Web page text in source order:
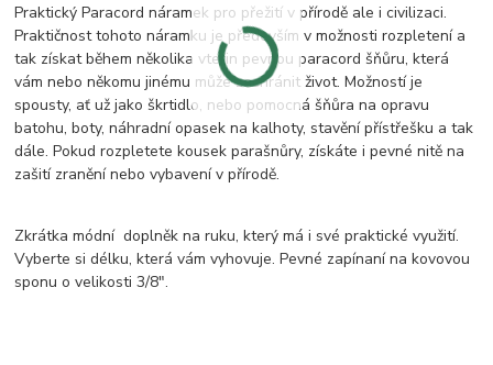
Praktický Paracord náramek pro přežití v přírodě ale i civilizaci.
Praktičnost tohoto náramku je především v možnosti rozpletení a
tak získat během několika vteřin pevnou paracord šňůru, která
vám nebo někomu jinému může zachránit život. Možností je
spousty, ať už jako škrtidlo, nebo pomocná šňůra na opravu
batohu, boty, náhradní opasek na kalhoty, stavění přístřešku a tak
dále. Pokud rozpletete kousek parašnůry, získáte i pevné nitě na
zašití zranění nebo vybavení v přírodě.
Zkrátka módní doplněk na ruku, který má i své praktické využití.
Vyberte si délku, která vám vyhovuje. Pevné zapínaní na kovovou
sponu o velikosti 3/8".